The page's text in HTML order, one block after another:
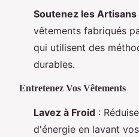
Soutenez les Artisans
vêtements fabriqués
qui utilisent des
durables.
Entretenez Vos Vêtements
Lavez à Froid :
d'énergie en lavant